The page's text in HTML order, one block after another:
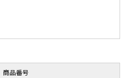
商品番号